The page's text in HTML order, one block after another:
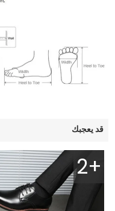
قد يعجبك
2+